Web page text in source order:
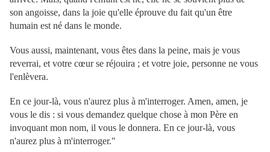
son angoisse, dans la joie qu'elle éprouve du fait qu'un être
humain est né dans le monde.
Vous aussi, maintenant, vous êtes dans la peine, mais je vous
reverrai, et votre cœur se réjouira ; et votre joie, personne ne vous
l'enlèvera.
En ce jour-là, vous n'aurez plus à m'interroger. Amen, amen, je
vous le dis : si vous demandez quelque chose à mon Père en
invoquant mon nom, il vous le donnera. En ce jour-là, vous
n'aurez plus à m'interroger."